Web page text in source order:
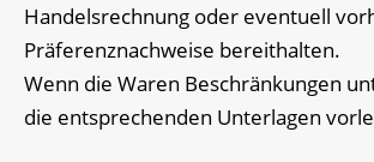
Handelsrechnung oder eventuell
Präferenznachweise bereithalten.
Wenn die Waren Beschränkungen
die entsprechenden Unterlagen